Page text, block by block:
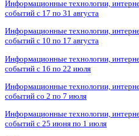
Информационные технологии,
событий с 17 по 31 августа
Информационные технологии,
событий с 10 по 17 августа
Информационные технологии,
событий с 16 по 22 июля
Информационные технологии,
событий со 2 по 7 июля
Информационные технологии,
событий с 25 июня по 1 июля